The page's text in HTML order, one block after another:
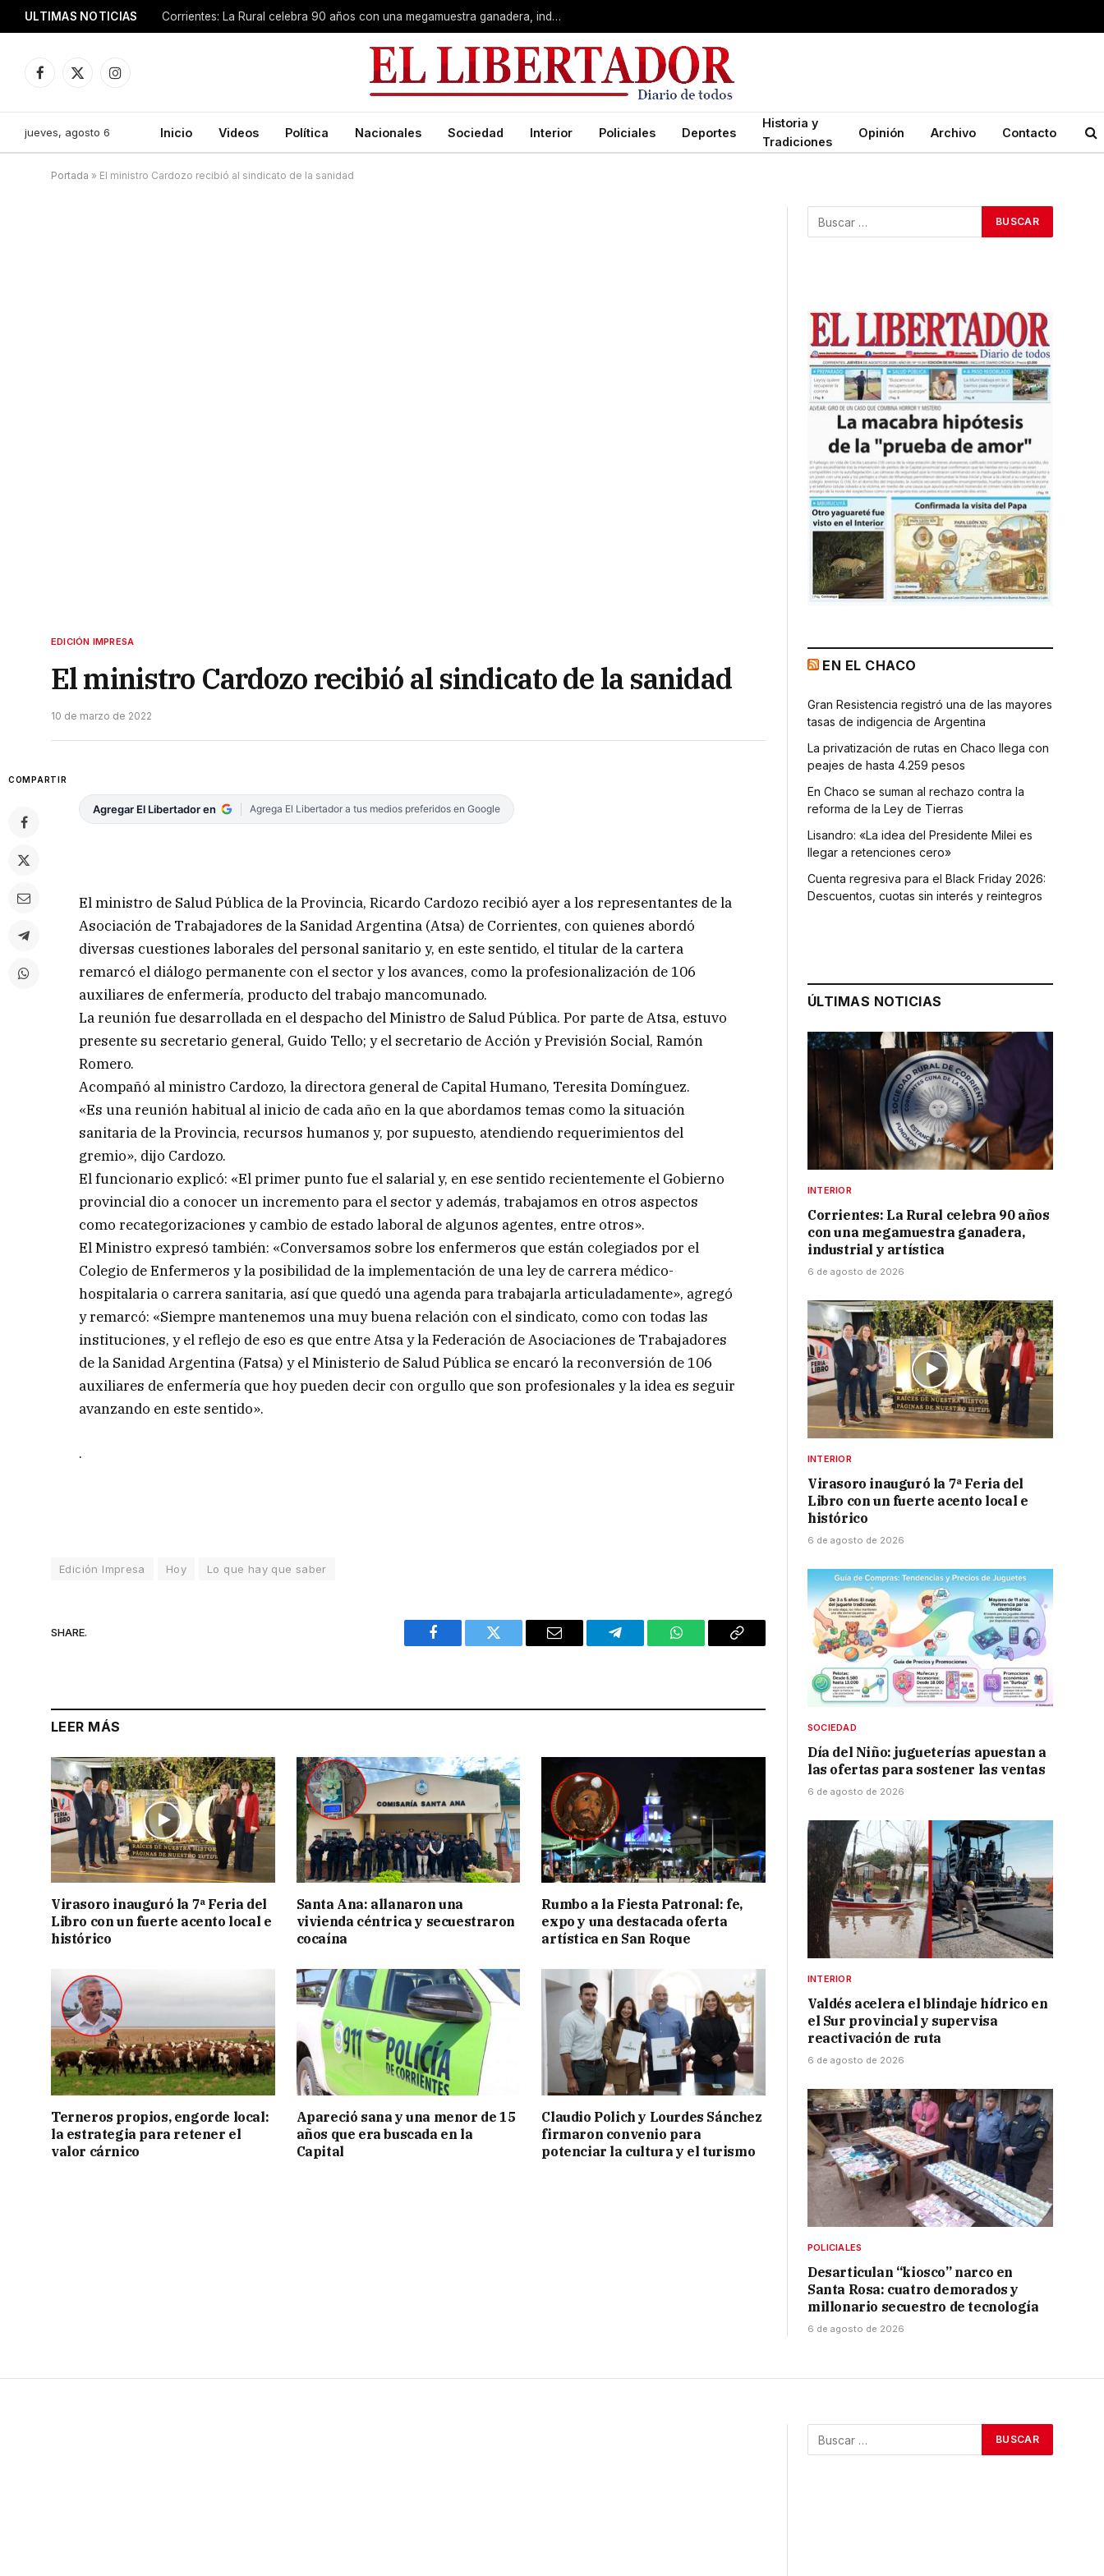
ULTIMAS NOTICIAS Corrientes: La Rural celebra 90 años con una megamuestra ganadera, industrial y artística
Facebook
X
Instagram
jueves, agosto 6 Inicio Videos Política Nacionales Sociedad Interior Policiales Deportes
Historia y
Tradiciones
Opinión Archivo Contacto
Portada » El ministro Cardozo recibió al sindicato de la sanidad
EDICIÓN IMPRESA
El ministro Cardozo recibió al sindicato de la sanidad
10 de marzo de 2022
COMPARTIR
Agregar El Libertador en Agrega El Libertador a tus medios preferidos en Google
El ministro de Salud Pública de la Provincia, Ricardo Cardozo recibió ayer a los representantes de la
Asociación de Trabajadores de la Sanidad Argentina (Atsa) de Corrientes, con quienes abordó
diversas cuestiones laborales del personal sanitario y, en este sentido, el titular de la cartera
remarcó el diálogo permanente con el sector y los avances, como la profesionalización de 106
auxiliares de enfermería, producto del trabajo mancomunado.
La reunión fue desarrollada en el despacho del Ministro de Salud Pública. Por parte de Atsa, estuvo
presente su secretario general, Guido Tello; y el secretario de Acción y Previsión Social, Ramón
Romero.
Acompañó al ministro Cardozo, la directora general de Capital Humano, Teresita Domínguez.
«Es una reunión habitual al inicio de cada año en la que abordamos temas como la situación
sanitaria de la Provincia, recursos humanos y, por supuesto, atendiendo requerimientos del
gremio», dijo Cardozo.
El funcionario explicó: «El primer punto fue el salarial y, en ese sentido recientemente el Gobierno
provincial dio a conocer un incremento para el sector y además, trabajamos en otros aspectos
como recategorizaciones y cambio de estado laboral de algunos agentes, entre otros».
El Ministro expresó también: «Conversamos sobre los enfermeros que están colegiados por el
Colegio de Enfermeros y la posibilidad de la implementación de una ley de carrera médico-
hospitalaria o carrera sanitaria, así que quedó una agenda para trabajarla articuladamente», agregó
y remarcó: «Siempre mantenemos una muy buena relación con el sindicato, como con todas las
instituciones, y el reflejo de eso es que entre Atsa y la Federación de Asociaciones de Trabajadores
de la Sanidad Argentina (Fatsa) y el Ministerio de Salud Pública se encaró la reconversión de 106
auxiliares de enfermería que hoy pueden decir con orgullo que son profesionales y la idea es seguir
avanzando en este sentido».
.
Edición Impresa Hoy Lo que hay que saber
SHARE.
Facebook Twitter Email Telegram WhatsAppCopy
LEER MÁS
Virasoro inauguró la 7ª Feria del
Libro con un fuerte acento local e
histórico
Santa Ana: allanaron una
vivienda céntrica y secuestraron
cocaína
Rumbo a la Fiesta Patronal: fe,
expo y una destacada oferta
artística en San Roque
Terneros propios, engorde local:
la estrategia para retener el
valor cárnico
Apareció sana y una menor de 15
años que era buscada en la
Capital
Claudio Polich y Lourdes Sánchez
firmaron convenio para
potenciar la cultura y el turismo
EN EL CHACO
Gran Resistencia registró una de las mayores
tasas de indigencia de Argentina
La privatización de rutas en Chaco llega con
peajes de hasta 4.259 pesos
En Chaco se suman al rechazo contra la
reforma de la Ley de Tierras
Lisandro: «La idea del Presidente Milei es
llegar a retenciones cero»
Cuenta regresiva para el Black Friday 2026:
Descuentos, cuotas sin interés y reintegros
ÚLTIMAS NOTICIAS
INTERIOR
Corrientes: La Rural celebra 90 años
con una megamuestra ganadera,
industrial y artística
6 de agosto de 2026
INTERIOR
Virasoro inauguró la 7ª Feria del
Libro con un fuerte acento local e
histórico
6 de agosto de 2026
SOCIEDAD
Día del Niño: jugueterías apuestan a
las ofertas para sostener las ventas
6 de agosto de 2026
INTERIOR
Valdés acelera el blindaje hídrico en
el Sur provincial y supervisa
reactivación de ruta
6 de agosto de 2026
POLICIALES
Desarticulan “kiosco” narco en
Santa Rosa: cuatro demorados y
millonario secuestro de tecnología
6 de agosto de 2026